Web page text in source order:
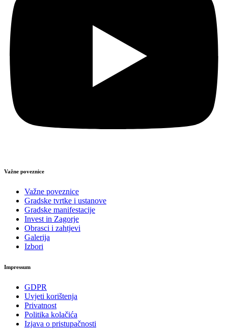
Važne poveznice
Važne poveznice
Gradske tvrtke i ustanove
Gradske manifestacije
Invest in Zagorje
Obrasci i zahtjevi
Galerija
Izbori
Impressum
GDPR
Uvjeti korištenja
Privatnost
Politika kolačića
Izjava o pristupačnosti